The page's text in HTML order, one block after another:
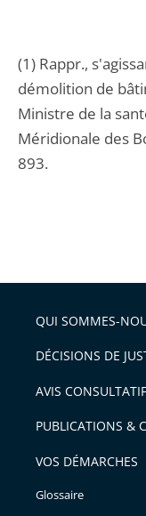
(1) Rappr.,
démolition de
Ministre de la
Méridionale des
893.
QUI SOMMES-
DÉCISIONS DE
AVIS
PUBLICATIONS &
VOS DÉMARCHES
Glossaire